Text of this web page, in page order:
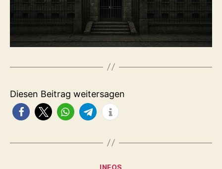
Diesen Beitrag weitersagen
Kategorien
INFOS